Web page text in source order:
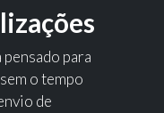
para
o tempo
de